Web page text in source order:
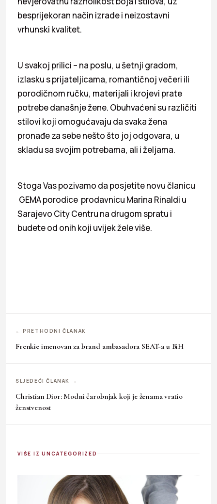
besprijekoran način izrade i neizostavni
vrhunski kvalitet.
U svakoj prilici – na poslu, u šetnji gradom,
izlasku s prijateljicama, romantičnoj večeri ili
porodičnom ručku, materijali i krojevi prate
potrebe današnje žene. Obuhvaćeni su različiti
stilovi koji omogućavaju da svaka žena
pronađe za sebe nešto što joj odgovara, u
skladu sa svojim potrebama, ali i željama.
Stoga Vas pozivamo da posjetite novu članicu
GEMA porodice prodavnicu Marina Rinaldi u
Sarajevo City Centru na drugom spratu i
budete od onih koji uvijek žele više.
← PRETHODNI ČLANAK
Frenkie imenovan za brand ambasadora SEAT-a u BiH
SLJEDEĆI ČLANAK →
Christian Dior: Modni čarobnjak koji je ženama vratio
ženstvenost
VIŠE IZ UNCATEGORIZED